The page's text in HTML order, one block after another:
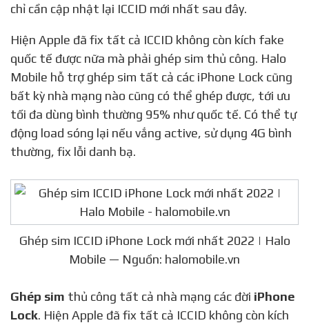
chỉ cần cập nhật lại ICCID mới nhất sau đây.
Hiện Apple đã fix tất cả ICCID không còn kích fake
quốc tế được nữa mà phải ghép sim thủ công. Halo
Mobile hỗ trợ ghép sim tất cả các iPhone Lock cũng
bất kỳ nhà mạng nào cũng có thể ghép được, tới ưu
tối đa dùng bình thường 95% như quốc tế. Có thể tự
động load sóng lại nếu vắng active, sử dụng 4G bình
thường, fix lỗi danh bạ.
Ghép sim ICCID iPhone Lock mới nhất 2022 | Halo
Mobile — Nguồn: halomobile.vn
Ghép sim thủ công tất cả nhà mạng các đời iPhone
Lock. Hiện Apple đã fix tất cả ICCID không còn kích